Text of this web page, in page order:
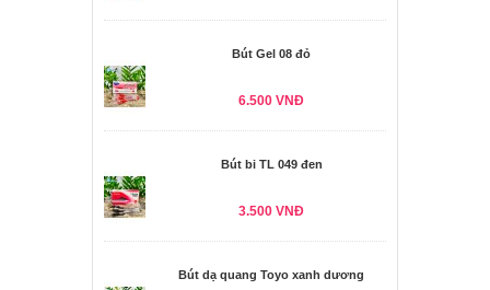
Bút Gel 08 đỏ
6.500 VNĐ
Bút bi TL 049 đen
3.500 VNĐ
Bút dạ quang Toyo xanh dương